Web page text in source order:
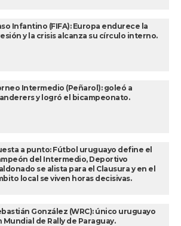
Infantino (FIFA): Europa endurece la
y la crisis alcanza su círculo interno.
Intermedio (Peñarol): goleó a
y logró el bicampeonato.
a punto: Fútbol uruguayo define el
del Intermedio, Deportivo
se alista para el Clausura y en el
local se viven horas decisivas.
González (WRC): único uruguayo
Mundial de Rally de Paraguay.